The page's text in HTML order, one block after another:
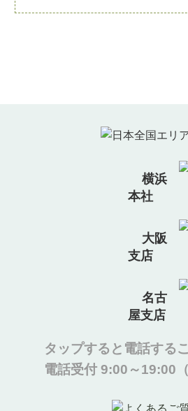
横浜
本社
大阪
支店
名古
屋支店
タップすると電話する
電話受付 9:00～19:00